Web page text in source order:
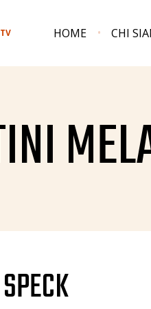
HOME CHI